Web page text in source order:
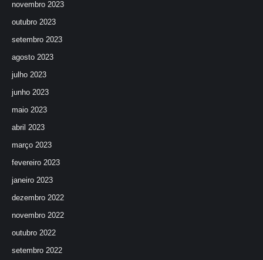
novembro 2023
outubro 2023
setembro 2023
agosto 2023
julho 2023
junho 2023
maio 2023
abril 2023
março 2023
fevereiro 2023
janeiro 2023
dezembro 2022
novembro 2022
outubro 2022
setembro 2022